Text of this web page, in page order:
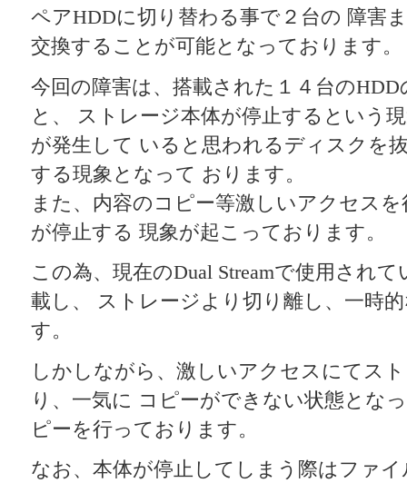
ペアHDDに切り替わる事で２台の 障害
交換することが可能となっております。
今回の障害は、搭載された１４台の
と、 ストレージ本体が停止するという
が発生して いると思われるディスクを
する現象となって おります。
また、内容のコピー等激しいアクセス
が停止する 現象が起こっております。
この為、現在のDual Streamで使用され
載し、 ストレージより切り離し、一時
す。
しかしながら、激しいアクセスにてス
り、一気に コピーができない状態とな
ピーを行っております。
なお、本体が停止してしまう際はファ